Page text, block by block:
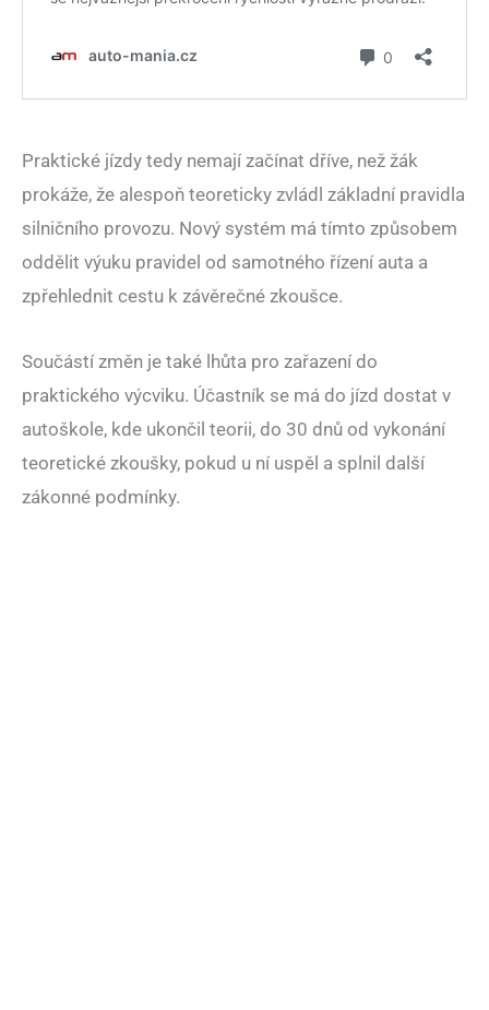
Praktické jízdy tedy nemají začínat dříve, než žák
prokáže, že alespoň teoreticky zvládl základní pravidla
silničního provozu. Nový systém má tímto způsobem
oddělit výuku pravidel od samotného řízení auta a
zpřehlednit cestu k závěrečné zkoušce.
Součástí změn je také lhůta pro zařazení do
praktického výcviku. Účastník se má do jízd dostat v
autoškole, kde ukončil teorii, do 30 dnů od vykonání
teoretické zkoušky, pokud u ní uspěl a splnil další
zákonné podmínky.